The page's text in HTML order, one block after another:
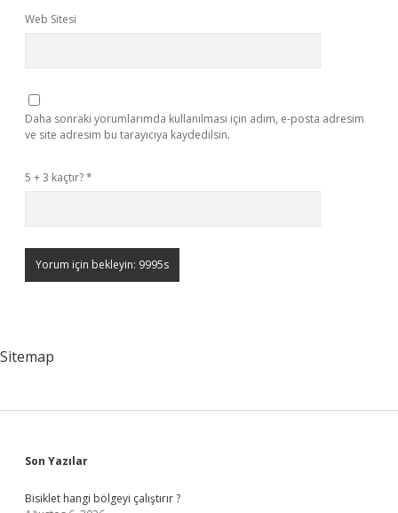
Web Sitesi
Daha sonraki yorumlarımda kullanılması için adım, e-posta adresim
ve site adresim bu tarayıcıya kaydedilsin.
5 + 3 kaçtır?*
Sitemap
Sidebar
Son Yazılar
Bisiklet hangi bölgeyi çalıştırır ?